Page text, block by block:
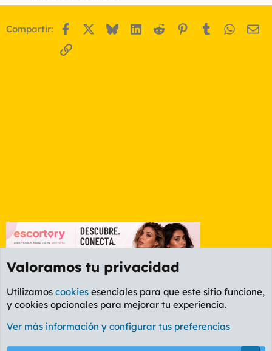
Compartir: Facebook BlueskyLinkedIn
Reddit Pinterest
Tumblr
Enlace
Foro General
Cookies
PL OLDSTYLE AMARILLO
Valoramos tu privacidad
Utilizamos cookies esenciales para que este sitio funcione,
y cookies opcionales para mejorar tu experiencia.
Ver más información y configurar tus preferencias